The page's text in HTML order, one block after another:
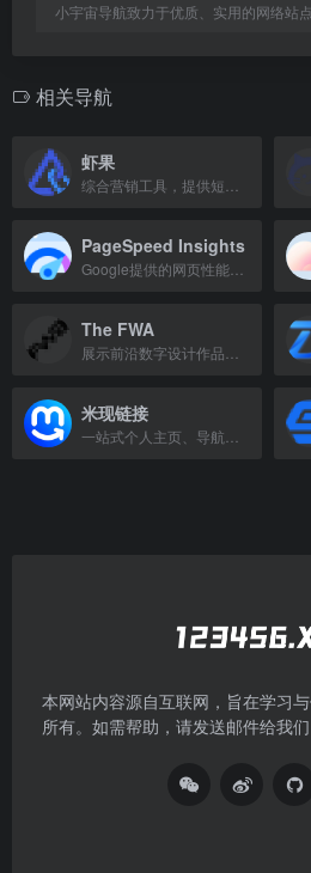
小宇宙导航致力于优质、实用的网络站
相关导航
虾果
PageSpeed Insights
The FWA
米现链接
本网站内容源自互联网，旨在学习
所有。如需帮助，请发送邮件给我